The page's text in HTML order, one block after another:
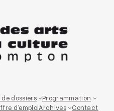
de dossiers
Programmation
d’emploiArchives Contact